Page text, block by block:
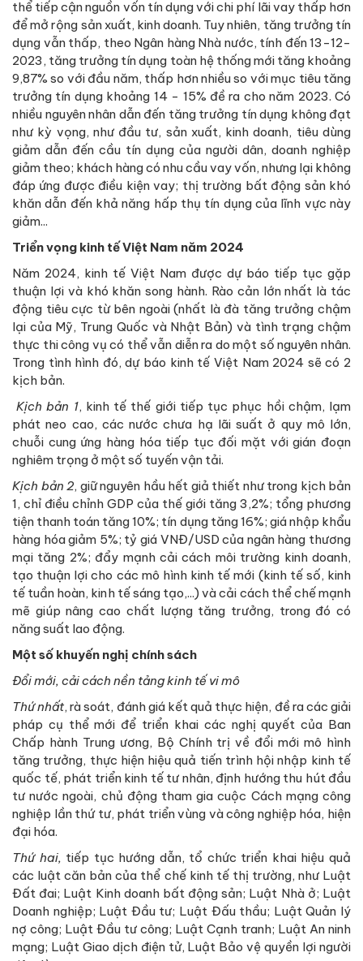
thể tiếp cận nguồn vốn tín dụng với chi phí lãi vay thấp hơn
để mở rộng sản xuất, kinh doanh. Tuy nhiên, tăng trưởng tín
dụng vẫn thấp, theo Ngân hàng Nhà nước, tính đến 13-12-
2023, tăng trưởng tín dụng toàn hệ thống mới tăng khoảng
9,87% so với đầu năm, thấp hơn nhiều so với mục tiêu tăng
trưởng tín dụng khoảng 14 - 15% đề ra cho năm 2023. Có
nhiều nguyên nhân dẫn đến tăng trưởng tín dụng không đạt
như kỳ vọng, như đầu tư, sản xuất, kinh doanh, tiêu dùng
giảm dẫn đến cầu tín dụng của người dân, doanh nghiệp
giảm theo; khách hàng có nhu cầu vay vốn, nhưng lại không
đáp ứng được điều kiện vay; thị trường bất động sản khó
khăn dẫn đến khả năng hấp thụ tín dụng của lĩnh vực này
giảm...
Triển vọng kinh tế Việt Nam năm 2024
Năm 2024, kinh tế Việt Nam được dự báo tiếp tục gặp
thuận lợi và khó khăn song hành. Rào cản lớn nhất là tác
động tiêu cực từ bên ngoài (nhất là đà tăng trưởng chậm
lại của Mỹ, Trung Quốc và Nhật Bản) và tình trạng chậm
thực thi công vụ có thể vẫn diễn ra do một số nguyên nhân.
Trong tình hình đó, dự báo kinh tế Việt Nam 2024 sẽ có 2
kịch bản.
Kịch bản 1, kinh tế thế giới tiếp tục phục hồi chậm, lạm
phát neo cao, các nước chưa hạ lãi suất ở quy mô lớn,
chuỗi cung ứng hàng hóa tiếp tục đối mặt với gián đoạn
nghiêm trọng ở một số tuyến vận tải.
Kịch bản 2, giữ nguyên hầu hết giả thiết như trong kịch bản
1, chỉ điều chỉnh GDP của thế giới tăng 3,2%; tổng phương
tiện thanh toán tăng 10%; tín dụng tăng 16%; giá nhập khẩu
hàng hóa giảm 5%; tỷ giá VNĐ/USD của ngân hàng thương
mại tăng 2%; đẩy mạnh cải cách môi trường kinh doanh,
tạo thuận lợi cho các mô hình kinh tế mới (kinh tế số, kinh
tế tuần hoàn, kinh tế sáng tạo,...) và cải cách thể chế mạnh
mẽ giúp nâng cao chất lượng tăng trưởng, trong đó có
năng suất lao động.
Một số khuyến nghị chính sách
Đổi mới, cải cách nền tảng kinh tế vi mô
Thứ nhất, rà soát, đánh giá kết quả thực hiện, đề ra các giải
pháp cụ thể mới để triển khai các nghị quyết của Ban
Chấp hành Trung ương, Bộ Chính trị về đổi mới mô hình
tăng trưởng, thực hiện hiệu quả tiến trình hội nhập kinh tế
quốc tế, phát triển kinh tế tư nhân, định hướng thu hút đầu
tư nước ngoài, chủ động tham gia cuộc Cách mạng công
nghiệp lần thứ tư, phát triển vùng và công nghiệp hóa, hiện
đại hóa.
Thứ hai, tiếp tục hướng dẫn, tổ chức triển khai hiệu quả
các luật căn bản của thể chế kinh tế thị trường, như Luật
Đất đai; Luật Kinh doanh bất động sản; Luật Nhà ở; Luật
Doanh nghiệp; Luật Đầu tư; Luật Đấu thầu; Luật Quản lý
nợ công; Luật Đầu tư công; Luật Cạnh tranh; Luật An ninh
mạng; Luật Giao dịch điện tử, Luật Bảo vệ quyền lợi người